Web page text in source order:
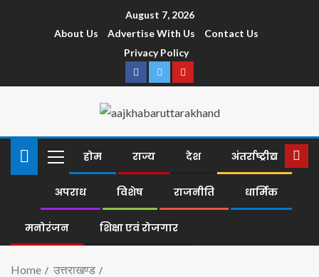
August 7, 2026
About Us
Advertise With Us
Contact Us
Privacy Policy
होम राज्य देश अंतर्राष्ट्रीय
अपराध विशेष राजनीति धार्मिक
मनोरंजन शिक्षा एवं रोजगार
Home
उत्तराखण्ड